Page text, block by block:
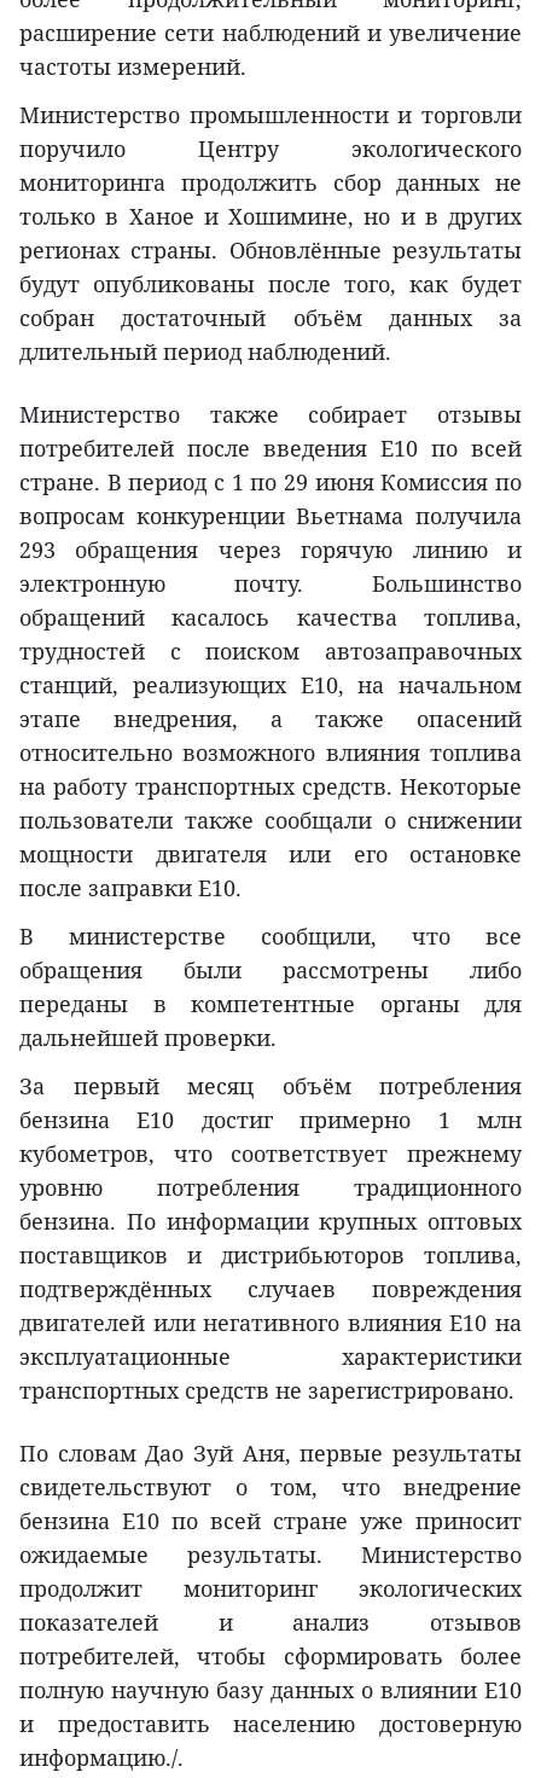
расширение сети наблюдений и увеличение
частоты измерений.
Министерство промышленности и торговли
поручило Центру экологического
мониторинга продолжить сбор данных не
только в Ханое и Хошимине, но и в других
регионах страны. Обновлённые результаты
будут опубликованы после того, как будет
собран достаточный объём данных за
длительный период наблюдений.
Министерство также собирает отзывы
потребителей после введения E10 по всей
стране. В период с 1 по 29 июня Комиссия по
вопросам конкуренции Вьетнама получила
293 обращения через горячую линию и
электронную почту. Большинство
обращений касалось качества топлива,
трудностей с поиском автозаправочных
станций, реализующих E10, на начальном
этапе внедрения, а также опасений
относительно возможного влияния топлива
на работу транспортных средств. Некоторые
пользователи также сообщали о снижении
мощности двигателя или его остановке
после заправки E10.
В министерстве сообщили, что все
обращения были рассмотрены либо
переданы в компетентные органы для
дальнейшей проверки.
За первый месяц объём потребления
бензина E10 достиг примерно 1 млн
кубометров, что соответствует прежнему
уровню потребления традиционного
бензина. По информации крупных оптовых
поставщиков и дистрибьюторов топлива,
подтверждённых случаев повреждения
двигателей или негативного влияния E10 на
эксплуатационные характеристики
транспортных средств не зарегистрировано.
По словам Дао Зуй Аня, первые результаты
свидетельствуют о том, что внедрение
бензина E10 по всей стране уже приносит
ожидаемые результаты. Министерство
продолжит мониторинг экологических
показателей и анализ отзывов
потребителей, чтобы сформировать более
полную научную базу данных о влиянии E10
и предоставить населению достоверную
информацию./.